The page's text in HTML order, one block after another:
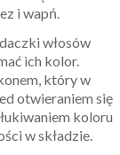
i wapń.
włosów
ich kolor.
który w
otwieraniem się
koloru
w składzie.